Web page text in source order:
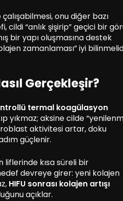
onu diğer bazı
cildi “anlık şişirip” geçici bir
bir yapı oluşmasına destek
zamanlaması” iyi
Gerçekleşir?
termal koagülasyon
yıkmaz; aksine cilde
aktivitesi artar, doku
güçlenir.
liflerinde kısa süreli bir
devreye girer: yeni kolajen
HIFU sonrası kolajen artışı
açıklar.